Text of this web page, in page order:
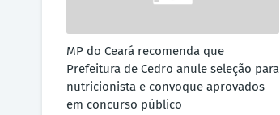
MP do Ceará recomenda que
Prefeitura de Cedro anule seleção para
nutricionista e convoque aprovados
em concurso público